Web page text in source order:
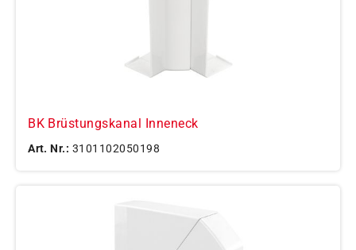
BK Brüstungskanal Inneneck
Art. Nr.: 3101102050198